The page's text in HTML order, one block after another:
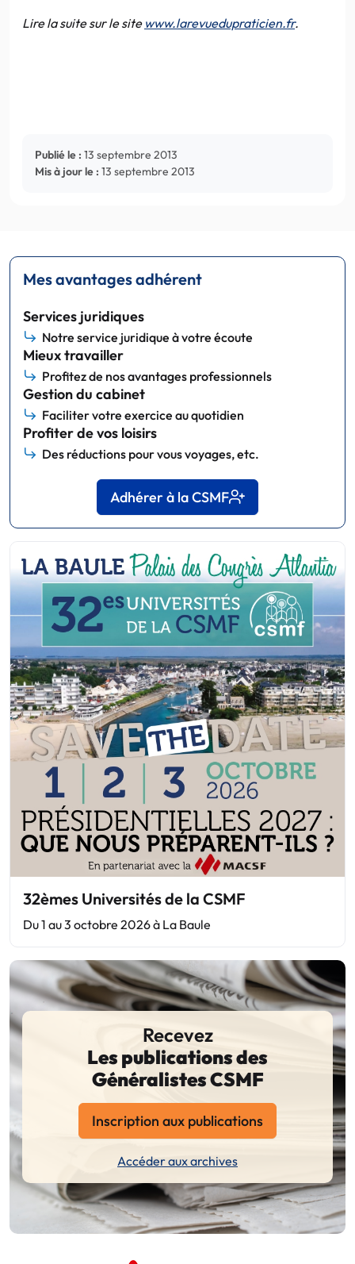
Lire la suite sur le site www.larevuedupraticien.fr.
Publié le : 13 septembre 2013
Mis à jour le : 13 septembre 2013
Mes avantages adhérent
Services juridiques
Notre service juridique à votre écoute
Mieux travailler
Profitez de nos avantages professionnels
Gestion du cabinet
Faciliter votre exercice au quotidien
Profiter de vos loisirs
Des réductions pour vous voyages, etc.
Adhérer à la CSMF
32èmes Universités de la CSMF
Du 1 au 3 octobre 2026 à La Baule
Recevez
Les publications des
Généralistes CSMF
Inscription aux publications
Accéder aux archives